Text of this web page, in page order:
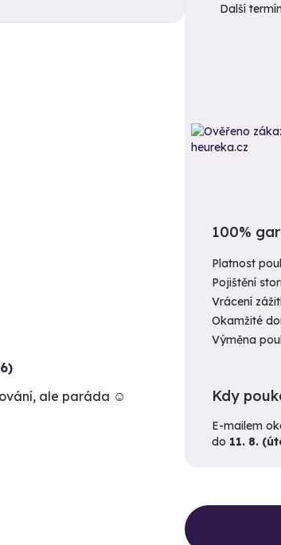
Další
100%
Platnost
Pojištění
Vrácení
Okamžité
Výměna
Kdy
E-mailem
do 11. 8.
ale paráda ☺️